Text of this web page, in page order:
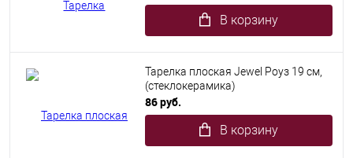
В корзину
Тарелка плоская Jewel Роуз 19 см,
(стеклокерамика)
86 руб.
В корзину